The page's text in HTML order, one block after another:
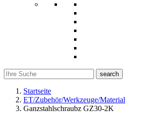
search
Startseite
ET/Zubehör/Werkzeuge/Material
Ganzstahlschraubz GZ30-2K